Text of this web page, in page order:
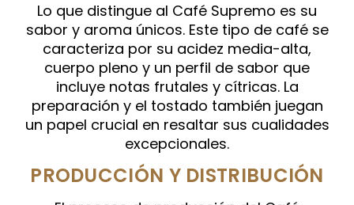
Lo que distingue al Café Supremo es su
sabor y aroma únicos. Este tipo de café se
caracteriza por su acidez media-alta,
cuerpo pleno y un perfil de sabor que
incluye notas frutales y cítricas. La
preparación y el tostado también juegan
un papel crucial en resaltar sus cualidades
excepcionales.
PRODUCCIÓN Y DISTRIBUCIÓN